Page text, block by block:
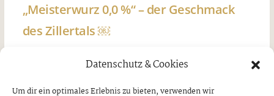
Datenschutz & Cookies
Um dir ein optimales Erlebnis zu bieten, verwenden wir
„Meisterwurz 0,0 %“ – der Geschmack
des Zillertals ￼